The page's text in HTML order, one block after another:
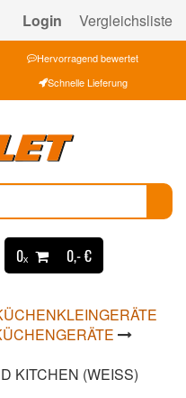
Login Vergleichsliste
Hervorragend bewertet
Schnelle Lieferung
0ₓ 0,- €
KITCHEN (WEISS)